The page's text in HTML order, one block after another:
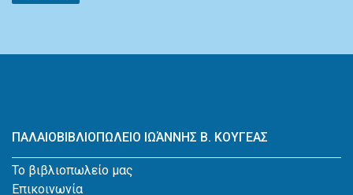
ΠΑΛΑΙΟΒΙΒΛΙΟΠΩΛΕΙΟ ΙΩΆΝΝΗΣ Β. ΚΟΥΓΕΑΣ
Το βιβλιοπωλείο μας
Επικοινωνία